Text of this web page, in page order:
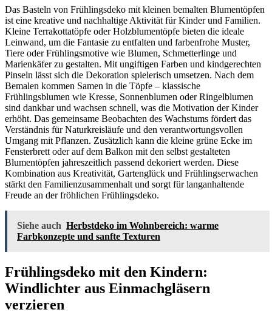
Das Basteln von Frühlingsdeko mit kleinen bemalten Blumentöpfen
ist eine kreative und nachhaltige Aktivität für Kinder und Familien.
Kleine Terrakottatöpfe oder Holzblumentöpfe bieten die ideale
Leinwand, um die Fantasie zu entfalten und farbenfrohe Muster,
Tiere oder Frühlingsmotive wie Blumen, Schmetterlinge und
Marienkäfer zu gestalten. Mit ungiftigen Farben und kindgerechten
Pinseln lässt sich die Dekoration spielerisch umsetzen. Nach dem
Bemalen kommen Samen in die Töpfe – klassische
Frühlingsblumen wie Kresse, Sonnenblumen oder Ringelblumen
sind dankbar und wachsen schnell, was die Motivation der Kinder
erhöht. Das gemeinsame Beobachten des Wachstums fördert das
Verständnis für Naturkreisläufe und den verantwortungsvollen
Umgang mit Pflanzen. Zusätzlich kann die kleine grüne Ecke im
Fensterbrett oder auf dem Balkon mit den selbst gestalteten
Blumentöpfen jahreszeitlich passend dekoriert werden. Diese
Kombination aus Kreativität, Gartenglück und Frühlingserwachen
stärkt den Familienzusammenhalt und sorgt für langanhaltende
Freude an der fröhlichen Frühlingsdeko.
Siehe auch Herbstdeko im Wohnbereich: warme
Farbkonzepte und sanfte Texturen
Frühlingsdeko mit den Kindern:
Windlichter aus Einmachgläsern
verzieren